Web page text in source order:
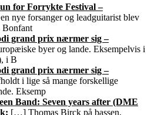
for Forrykte Festival –
nye forsanger og leadguitarist blev
Bonfant
grand prix nærmer sig –
byer og lande. Eksempelvis i
i B
grand prix nærmer sig –
i lige så mange forskellige
Eksemp
Band: Seven years after (DME
[…] Thomas Birck på bassen,